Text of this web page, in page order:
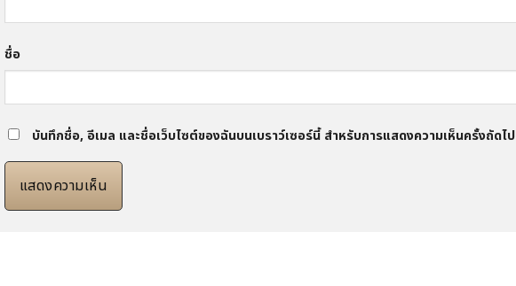
ชื่อ
บันทึกชื่อ, อีเมล และชื่อเว็บไซต์ของฉันบนเบราว์เซอร์นี้ สำหรับการแสดงความเห็นครั้งถัดไป